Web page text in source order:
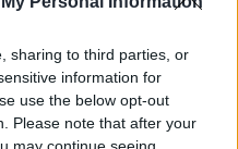
sharing to third parties, or
information for
use the below opt-out
Please note that after your
may continue seeing